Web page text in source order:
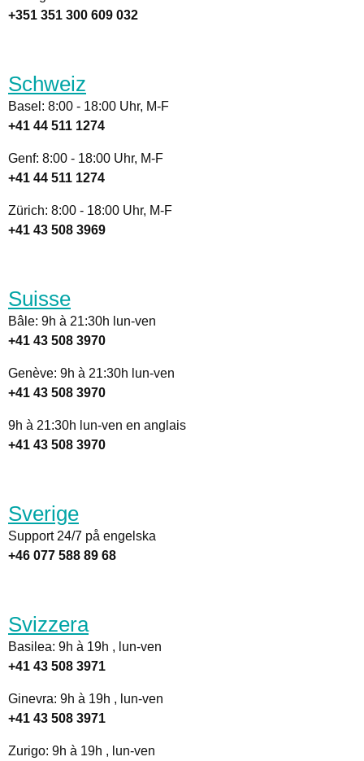
+351 351 300 609 032
Schweiz
Basel: 8:00 - 18:00 Uhr, M-F
+41 44 511 1274
Genf: 8:00 - 18:00 Uhr, M-F
+41 44 511 1274
Zürich: 8:00 - 18:00 Uhr, M-F
+41 43 508 3969
Suisse
Bâle: 9h à 21:30h lun-ven
+41 43 508 3970
Genève: 9h à 21:30h lun-ven
+41 43 508 3970
9h à 21:30h lun-ven en anglais
+41 43 508 3970
Sverige
Support 24/7 på engelska
+46 077 588 89 68
Svizzera
Basilea: 9h à 19h , lun-ven
+41 43 508 3971
Ginevra: 9h à 19h , lun-ven
+41 43 508 3971
Zurigo: 9h à 19h , lun-ven